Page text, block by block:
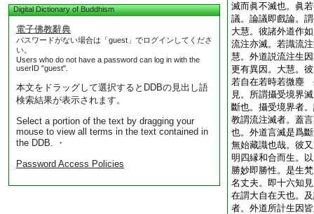
Digital Dictionary of Buddhism
電子佛教辭典
パスワードがない場合は「guest」でログインしてくださ
い。
Users who do not have a password can log in with the
userID "guest".
本文をドラッグして選択するとDDBの見出し語
検索結果が表示されます。
Select a portion of the text by dragging your
mouse to view all terms in the text contained in
the DDB. ・
Password Access Policies
滅而眞不滅也。眞
議。論議即戲論。
大慧。彼諸外道作
流注亦滅。若識流
慧。外道説流注生
更有異因。大慧。
若自在若時若微塵
見。所謂攝受境界
斷也。攝受境界者
教謂流注滅者。蓋
也。外道言滅是爲
無始藏識也哉。彼
明四縁和合而生。
勝妙即勝性。是生
名丈夫。即十六知
在謂大自在天也。
者。外道所計生因